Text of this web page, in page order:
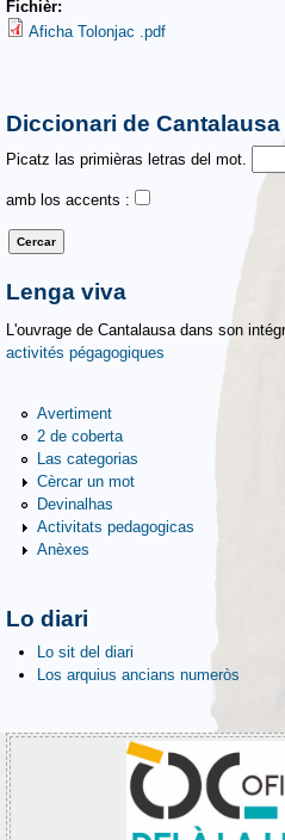
Fichièr:
Aficha Tolonjac .pdf
Diccionari de Cantalausa
Picatz las primièras letras del mot.
amb los accents :
Lenga viva
L'ouvrage de Cantalausa dans son
activités pégagogiques
Avertiment
2 de coberta
Las categorias
Cèrcar un mot
Devinalhas
Activitats pedagogicas
Anèxes
Lo diari
Lo sit del diari
Los arquius ancians numeròs